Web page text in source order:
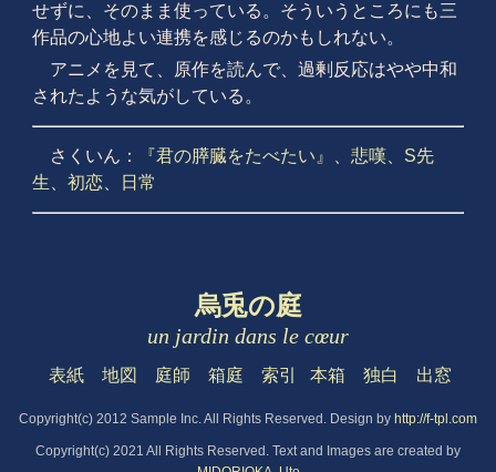
せずに、そのまま使っている。そういうところにも三
作品の心地よい連携を感じるのかもしれない。
アニメを見て、原作を読んで、過剰反応はやや中和
されたような気がしている。
さくいん： 『君の膵臓をたべたい』 悲嘆、 S先
生
初恋、 日常
烏兎の庭
un jardin dans le cœur
表紙 地図 庭師 箱庭 索引 本箱 独白 出窓
Copyright(c) 2012 Sample Inc. All Rights Reserved. Design by http://f-tpl.com
Copyright(c) 2021 All Rights Reserved. Text and Images are created by